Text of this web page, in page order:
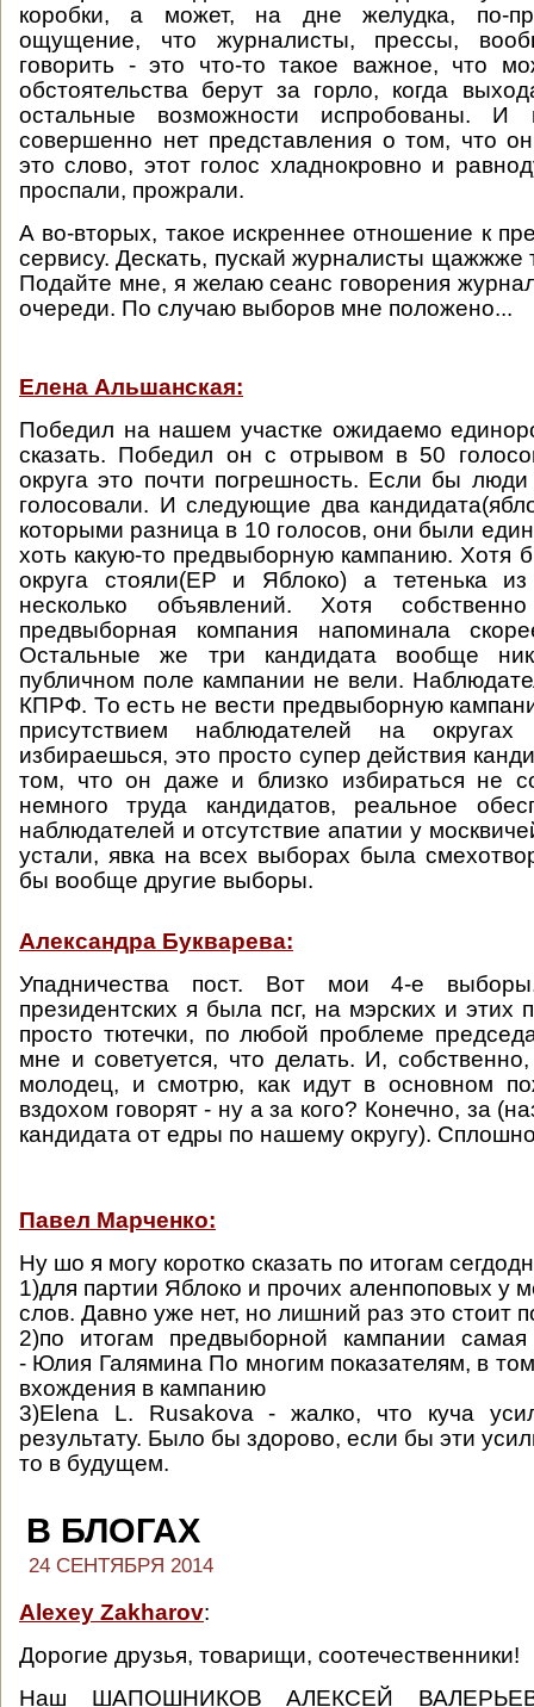
коробки, а может, на дне желудка, по-
ощущение, что журналисты, прессы,
говорить - это что-то такое важное, что
обстоятельства берут за горло, когда
остальные возможности испробованы.
совершенно нет представления о том, что
это слово, этот голос хладнокровно и
проспали, прожрали.
А во-вторых, такое искреннее отношение к
сервису. Дескать, пускай журналисты щажжже
Подайте мне, я желаю сеанс говорения
очереди. По случаю выборов мне положено...
Елена Альшанская:
Победил на нашем участке ожидаемо
сказать. Победил он с отрывом в 50
округа это почти погрешность. Если бы
голосовали. И следующие два
которыми разница в 10 голосов, они были
хоть какую-то предвыборную кампанию. Хотя
округа стояли(ЕР и Яблоко) а тетенька
несколько объявлений. Хотя
предвыборная компания напоминала
Остальные же три кандидата вообще
публичном поле кампании не вели.
КПРФ. То есть не вести предвыборную
присутствием наблюдателей на
избираешься, это просто супер действия
том, что он даже и близко избираться не
немного труда кандидатов, реальное
наблюдателей и отсутствие апатии у
устали, явка на всех выборах была
бы вообще другие выборы.
Александра Букварева:
Упадничества пост. Вот мои 4-е
президентских я была псг, на мэрских и этих
просто тютечки, по любой проблеме
мне и советуется, что делать. И,
молодец, и смотрю, как идут в основном
вздохом говорят - ну а за кого? Конечно, за
кандидата от едры по нашему округу).
Павел Марченко:
Ну шо я могу коротко сказать по итогам
1)для партии Яблоко и прочих аленпоповых у
слов. Давно уже нет, но лишний раз это стоит
2)по итогам предвыборной кампании
- Юлия Галямина По многим показателям, в
вхождения в кампанию
3)Elena L. Rusakova - жалко, что куча
результату. Было бы здорово, если бы эти
то в будущем.
В БЛОГАХ
24 СЕНТЯБРЯ 2014
Alexey Zakharov:
Дорогие друзья, товарищи, соотечественники!
Наш ШАПОШНИКОВ АЛЕКСЕЙ